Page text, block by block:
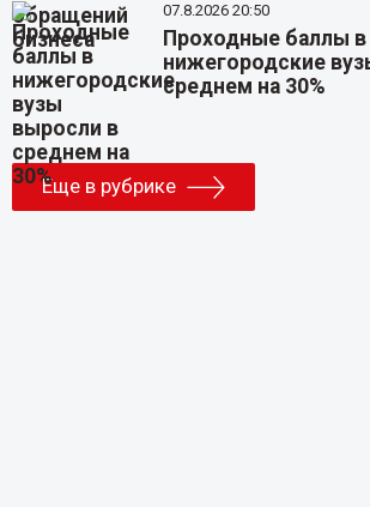
07.8.2026 20:50
Проходные баллы в
нижегородские
среднем на 30%
Еще в рубрике